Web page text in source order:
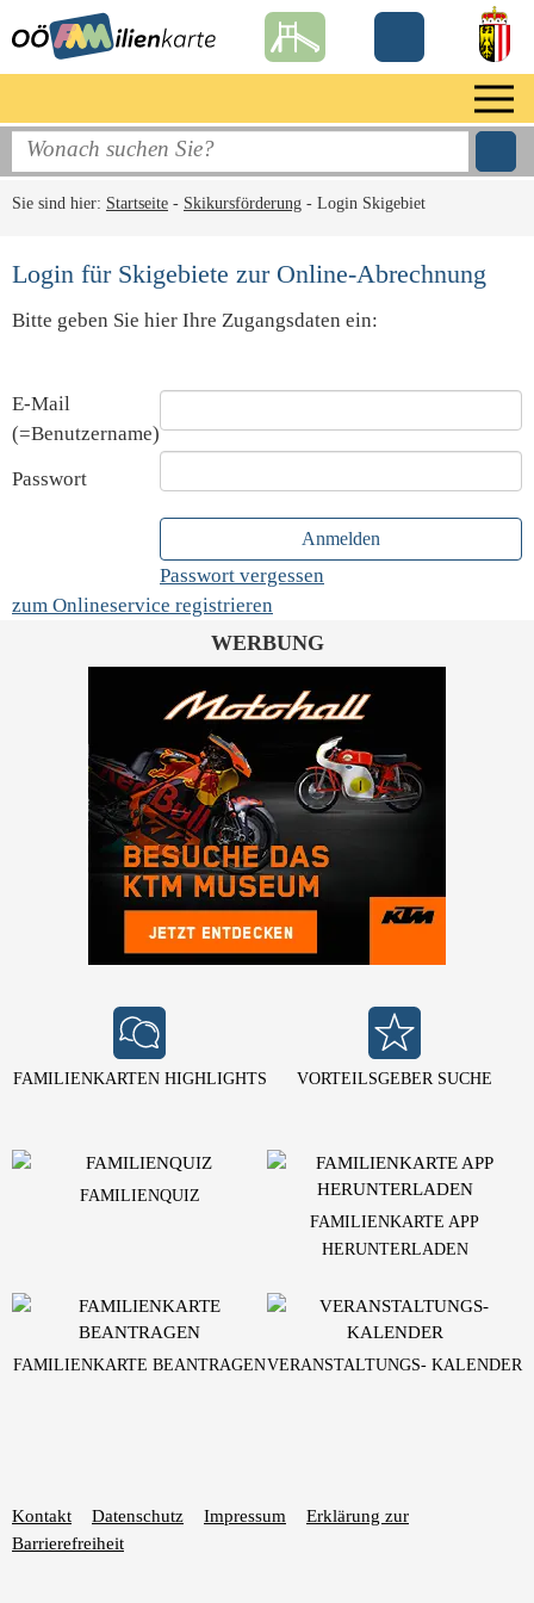
Sie sind hier: Startseite - Skikursförderung - Login Skigebiet
Login für Skigebiete zur Online-Abrechnung
Bitte geben Sie hier Ihre Zugangsdaten ein:
E-Mail
(=Benutzername)
Passwort
Anmelden
Passwort vergessen
zum Onlineservice registrieren
WERBUNG
Kontakt Datenschutz Impressum
Erklärung zur
Barrierefreiheit
FAMILIENKARTEN HIGHLIGHTS VORTEILSGEBER SUCHE
FAMILIENQUIZ
FAMILIENKARTE APP
HERUNTERLADEN
FAMILIENKARTE BEANTRAGENVERANSTALTUNGS- KALENDER